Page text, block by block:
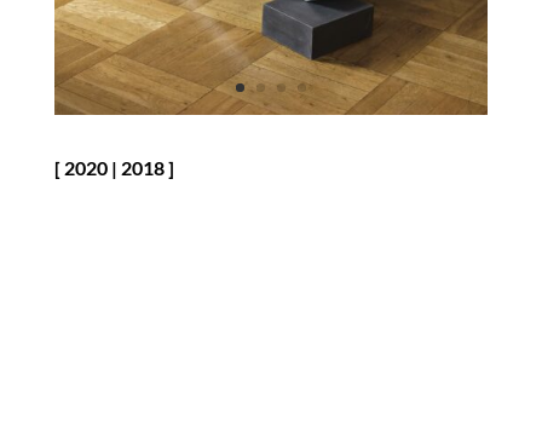
[ 2020| 2018]